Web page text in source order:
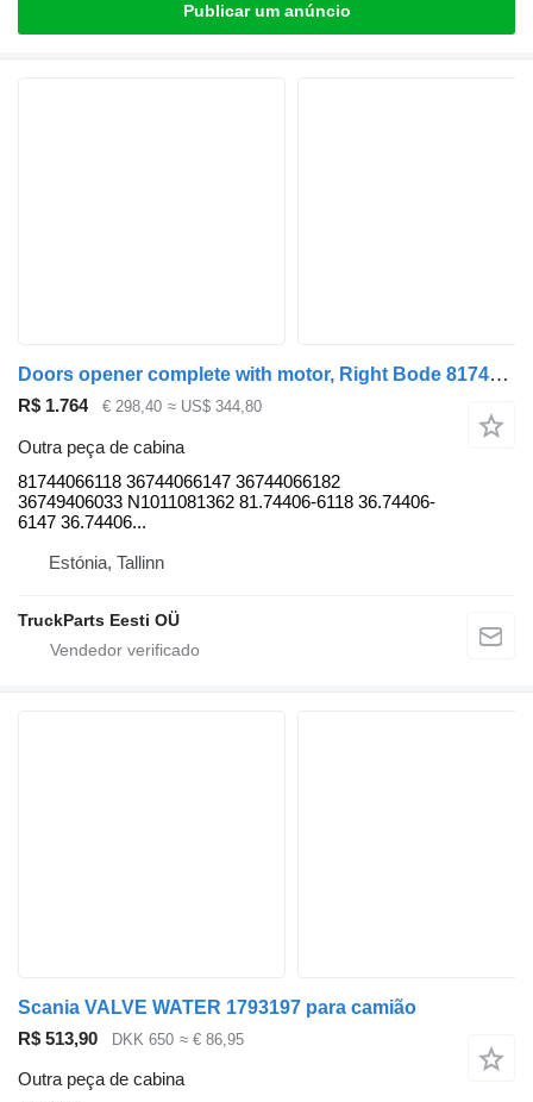
Publicar um anúncio
Doors opener complete with motor, Right Bode 81744066118 para autocarro MAN LIONS CITY (01.04-)
R$ 1.764 € 298,40 ≈ US$ 344,80
Outra peça de cabina
81744066118 36744066147 36744066182
36749406033 N1011081362 81.74406-6118 36.74406-
6147 36.74406...
Estónia, Tallinn
TruckParts Eesti OÜ
Scania VALVE WATER 1793197 para camião
R$ 513,90
DKK 650 ≈ € 86,95
Outra peça de cabina